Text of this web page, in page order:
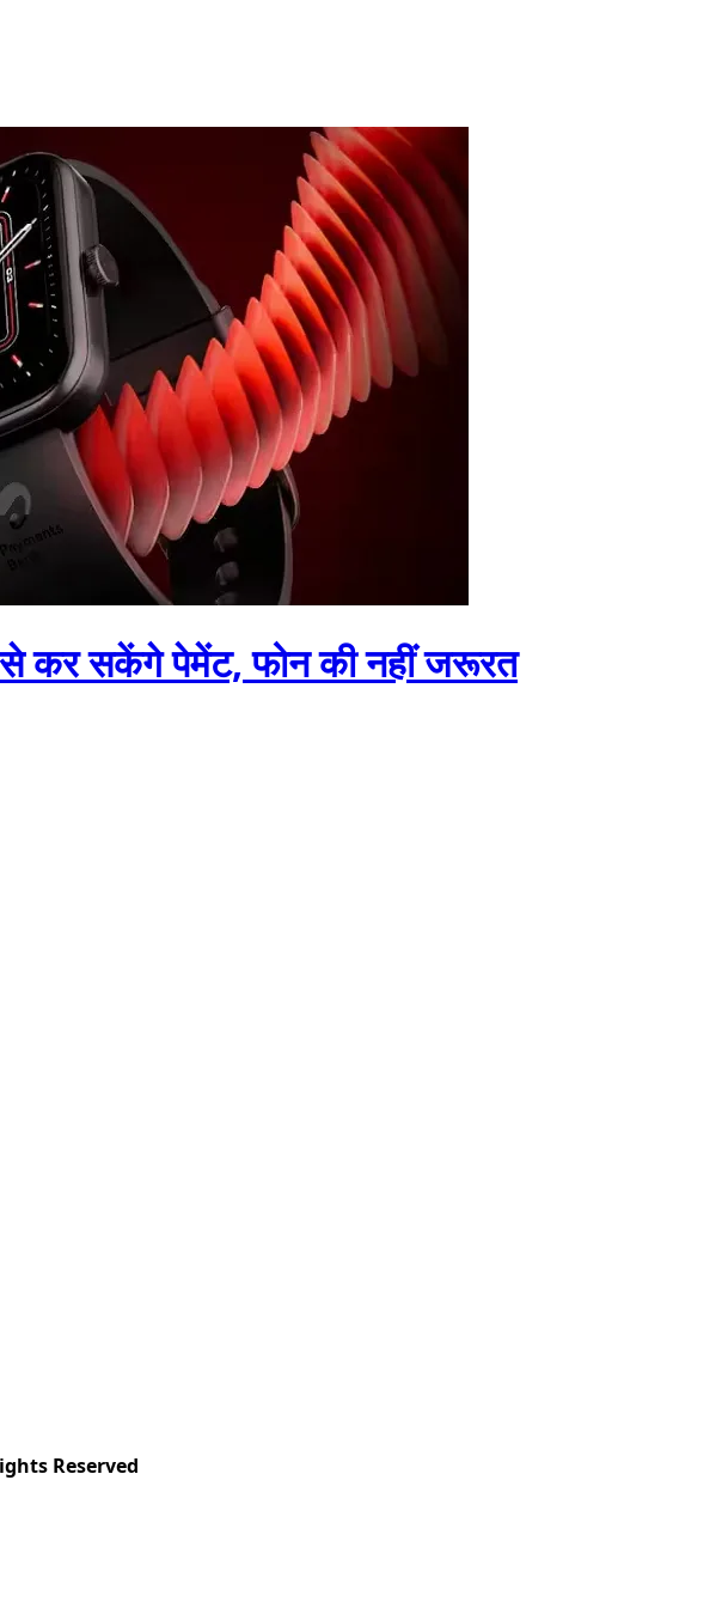
से कर सकेंगे पेमेंट, फोन की नहीं जरूरत
Reserved